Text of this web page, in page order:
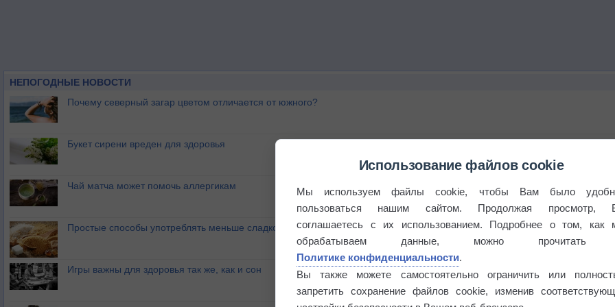
НЕПОГОДНЫЕ НОВОСТИ
Почему северный загар цветом отличается от южного?
Букет сирени вреден для здоровья
Чай матча может помочь аллергикам
Простые способы употреблять меньше сладкого
Игры важны для здоровья так же, как и сон
Использование файлов cookie
Мы используем файлы cookie, чтобы Вам было
пользоваться нашим сайтом. Продолжая просмотр,
соглашаетесь с их использованием. Подробнее о том, как
обрабатываем данные, можно прочитать
Политике конфиденциальности.
Вы также можете самостоятельно ограничить или
запретить сохранение файлов cookie, изменив